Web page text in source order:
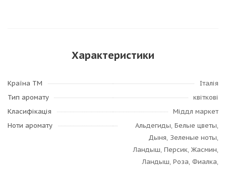
Характеристики
Країна ТМ
Італія
Тип аромату
квіткові
Класифікація
Міддл маркет
Ноти аромату
Альдегиды, Белые цветы,
Дыня, Зеленые ноты,
Ландыш, Персик, Жасмин,
Ландыш, Роза, Фиалка,